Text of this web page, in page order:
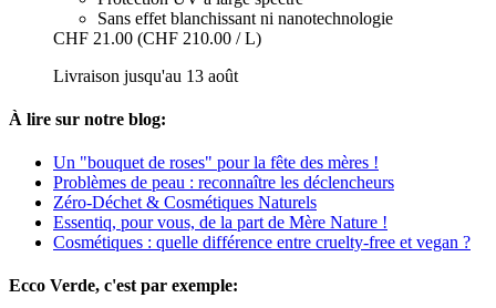
Sans effet blanchissant ni nanotechnologie
CHF 21.00 (CHF 210.00 / L)
Livraison jusqu'au 13 août
À lire sur notre blog:
Un "bouquet de roses" pour la fête des mères !
Problèmes de peau : reconnaître les déclencheurs
Zéro-Déchet & Cosmétiques Naturels
Essentiq, pour vous, de la part de Mère Nature !
Cosmétiques : quelle différence entre cruelty-free et vegan ?
Ecco Verde, c'est par exemple: